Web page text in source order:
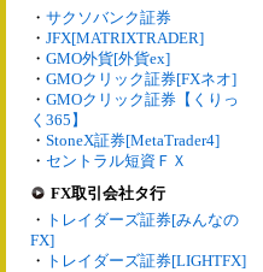
・ サクソバンク証券
・ JFX[MATRIXTRADER]
・ GMO外貨[外貨ex]
・ GMOクリック証券[FXネオ]
・ GMOクリック証券【くりっ
く365】
・ StoneX証券[MetaTrader4]
・ セントラル短資ＦＸ
FX取引会社タ行
・ トレイダーズ証券[みんなの
FX]
・ トレイダーズ証券[LIGHTFX]